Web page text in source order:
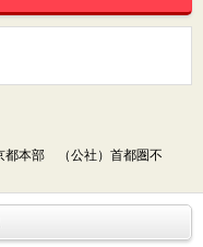
都本部 （公社）首都圏不